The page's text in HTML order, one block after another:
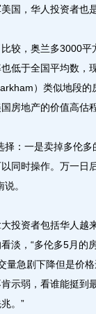
，华人投资者也是
，奥兰多3000平
低于全国平均数，
）类似地段
房地产的价值高估程
：一是卖掉多伦多
同时操作。万一日
。
资者包括华人越
淡，“多伦多5月的
量急剧下降但是价
示弱，看谁能挺到
。”